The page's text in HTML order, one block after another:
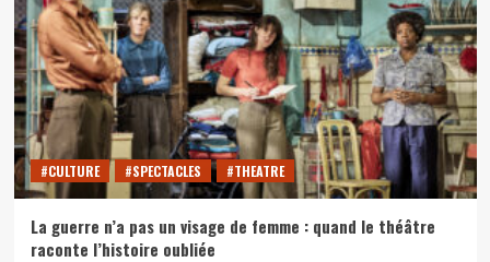
#CULTURE #SPECTACLES #THEATRE
La guerre n’a pas un visage de femme : quand le théâtre
raconte l’histoire oubliée